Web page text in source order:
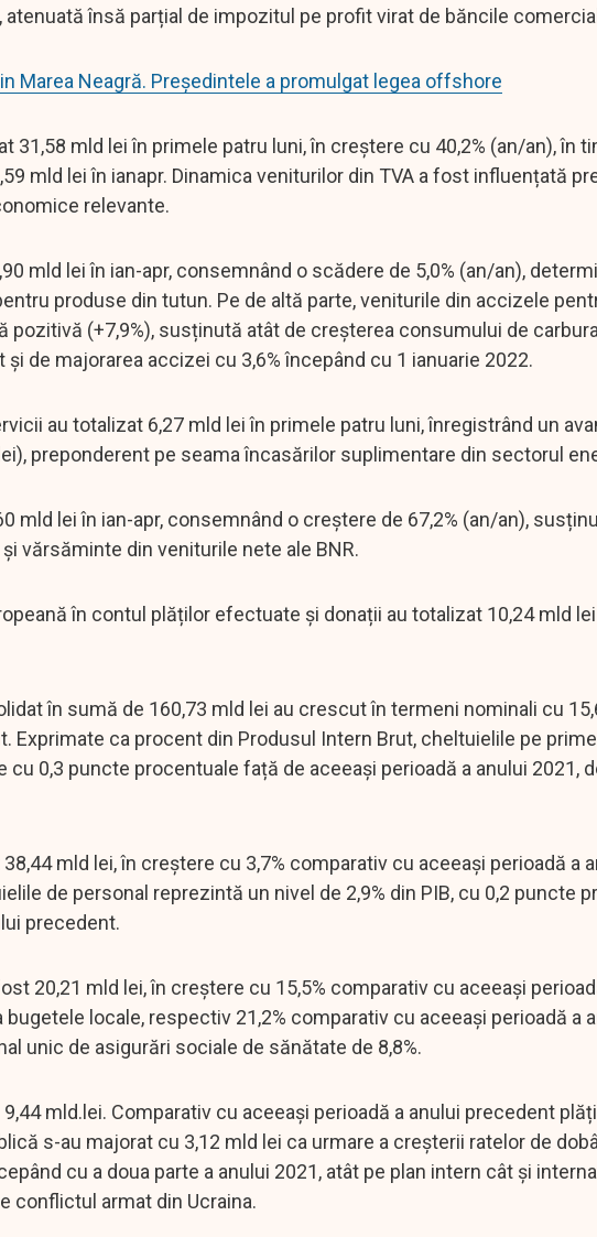
însă parțial de impozitul pe profit virat de băncile
Marea Neagră. Preşedintele a promulgat legea offshore
31,58 mld lei în primele patru luni, în creștere cu 40,2% (an/an), în
mld lei în ianapr. Dinamica veniturilor din TVA a fost influențată
relevante.
mld lei în ian-apr, consemnând o scădere de 5,0% (an/an),
produse din tutun. Pe de altă parte, veniturile din accizele
pozitivă (+7,9%), susținută atât de creșterea consumului de
de majorarea accizei cu 3,6% începând cu 1 ianuarie 2022.
au totalizat 6,27 mld lei în primele patru luni, înregistrând un
preponderent pe seama încasărilor suplimentare din sectorul
mld lei în ian-apr, consemnând o creștere de 67,2% (an/an),
vărsăminte din veniturile nete ale BNR.
în contul plăților efectuate și donații au totalizat 10,24 mld
în sumă de 160,73 mld lei au crescut în termeni nominali cu
Exprimate ca procent din Produsul Intern Brut, cheltuielile pe
0,3 puncte procentuale față de aceeași perioadă a anului 2021,
mld lei, în creștere cu 3,7% comparativ cu aceeași perioadă a
de personal reprezintă un nivel de 2,9% din PIB, cu 0,2 puncte
precedent.
20,21 mld lei, în creștere cu 15,5% comparativ cu aceeași
locale, respectiv 21,2% comparativ cu aceeași perioadă a
unic de asigurări sociale de sănătate de 8,8%.
mld.lei. Comparativ cu aceeași perioadă a anului precedent
s-au majorat cu 3,12 mld lei ca urmare a creșterii ratelor de
cu a doua parte a anului 2021, atât pe plan intern cât și
conflictul armat din Ucraina.